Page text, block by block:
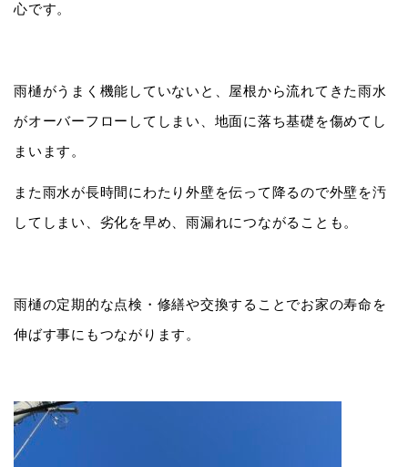
心です。
雨樋がうまく機能していないと、屋根から流れてきた雨水
がオーバーフローしてしまい、地面に落ち基礎を傷めてし
まいます。
また雨水が長時間にわたり外壁を伝って降るので外壁を汚
してしまい、劣化を早め、雨漏れにつながることも。
雨樋の定期的な点検・修繕や交換することでお家の寿命を
伸ばす事にもつながります。